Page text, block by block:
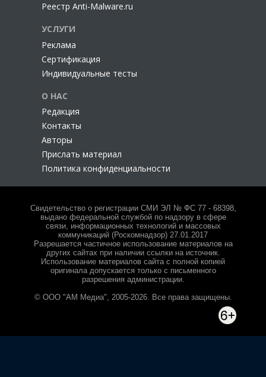
Реестр Anti-Malware.ru
УСЛУГИ
Реклама
Сертификация
Индивидуальные тесты
О НАС
Редакция
Контакты
Авторы
Прислать материал
Политика конфиденциальности
Свидетельство о регистрации СМИ ЭЛ № ФС 77 - 68398,
выдано федеральной службой по надзору в сфере
связи, информационных технологий и массовых
коммуникаций (Роскомнадзор) 27.01.2017
Разрешается частичное использование материалов на
других сайтах при наличии ссылки на источник.
Использование материалов сайта с полной копией
оригинала допускается только с письменного
разрешения администрации.
© ООО "АМ Медиа", 2005-2026. Все права защищены.